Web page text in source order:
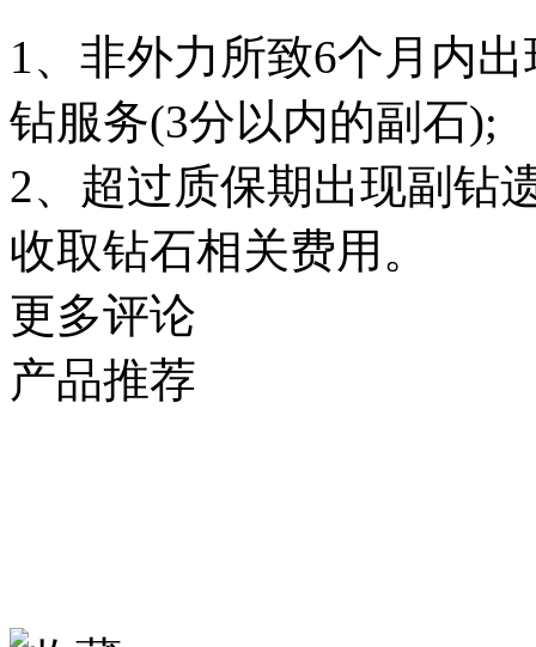
1、非外力所致6个月内
钻服务(3分以内的副石);
2、超过质保期出现副钻
收取钻石相关费用。
更多评论
产品推荐